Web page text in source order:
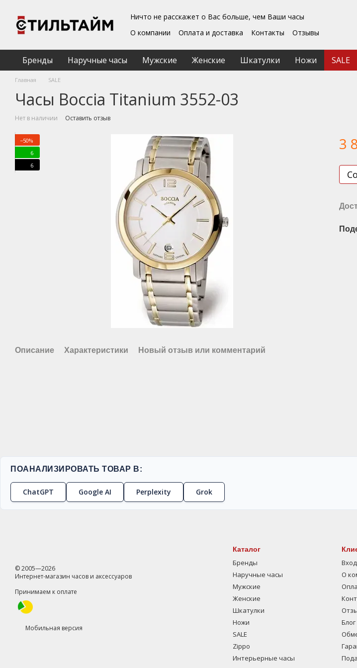
Ничто не расскажет о Вас больше, чем Ваши часы
О компании
Оплата и доставка Контакты
Отзывы
Пользовательское соглашение
Бренды Наручные часы Мужские Женские Шкатулки Ножи SALE
Главная SALE
Часы Boccia Titanium 3552-03
Нет в наличии Оставить отзыв
−50%
6
6
Описание Характеристики Новый отзыв или комментарий
3
ПОАНАЛИЗИРОВАТЬ ТОВАР В:
ChatGPT Google AI Perplexity Grok
© 2005—2026
Интернет-магазин часов и аксессуаров
Принимаем к оплате
Мобильная версия
Каталог
Бренды
Наручные часы
Мужские
Женские
Шкатулки
Ножи
SALE
Zippo
Интерьерные часы
О
Блог